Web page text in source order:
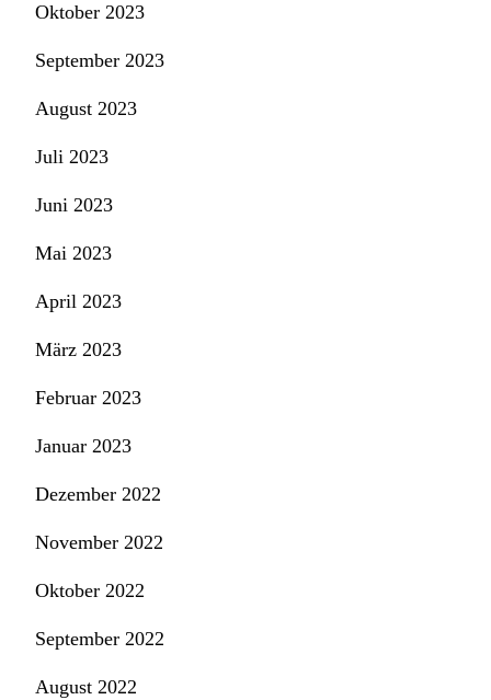
Oktober 2023
September 2023
August 2023
Juli 2023
Juni 2023
Mai 2023
April 2023
März 2023
Februar 2023
Januar 2023
Dezember 2022
November 2022
Oktober 2022
September 2022
August 2022